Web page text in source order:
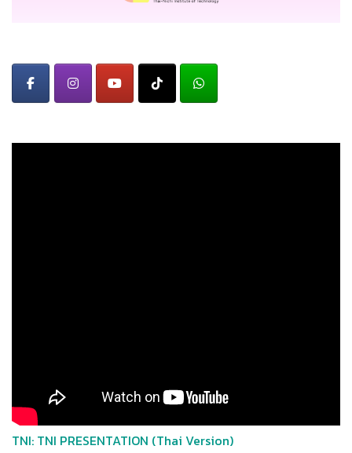
TNI: TNI PRESENTATION (Thai Version)